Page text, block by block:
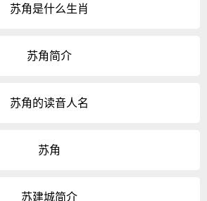
苏角是什么生肖
苏角简介
苏角的读音人名
苏角
苏建城简介